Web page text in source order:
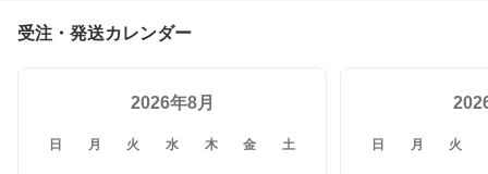
受注・発送カレンダー
2026年8月
日 月 火 水 木 金 土 日 月 火